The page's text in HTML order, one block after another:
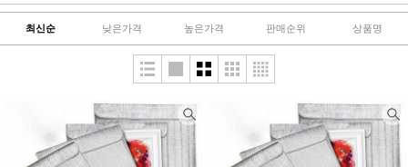
최신순 낮은가격 높은가격 판매순위 상품명